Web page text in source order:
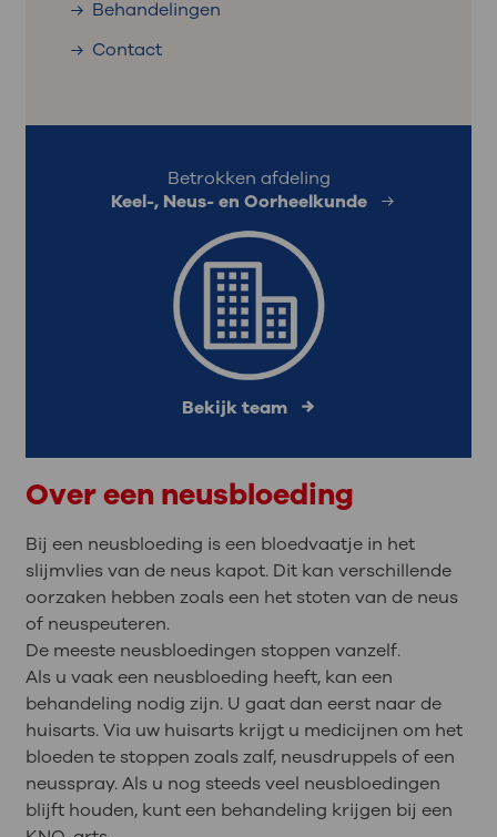
Behandelingen
Contact
Betrokken afdeling
Keel-, Neus- en Oorheelkunde
Bekijk team
Over een neusbloeding
Bij een neusbloeding is een bloedvaatje in het
slijmvlies van de neus kapot. Dit kan verschillende
oorzaken hebben zoals een het stoten van de neus
of neuspeuteren.
De meeste neusbloedingen stoppen vanzelf.
Als u vaak een neusbloeding heeft, kan een
behandeling nodig zijn. U gaat dan eerst naar de
huisarts. Via uw huisarts krijgt u medicijnen om het
bloeden te stoppen zoals zalf, neusdruppels of een
neusspray. Als u nog steeds veel neusbloedingen
blijft houden, kunt een behandeling krijgen bij een